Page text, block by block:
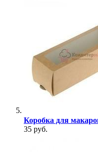
Коробка для
35 руб.